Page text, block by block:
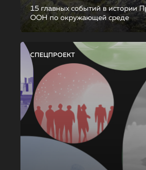
15 главных событий в истории
ООН по окружающей среде
СПЕЦПРОЕКТ